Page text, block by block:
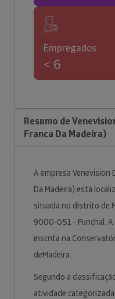
Empregados
< 6
Resumo de
Franca Da Madeira)
A empresa Venevision
Da Madeira) está
situada no distrito de
9000-051 - Funchal.
inscrita na
deMadeira.
Segundo a
atividade